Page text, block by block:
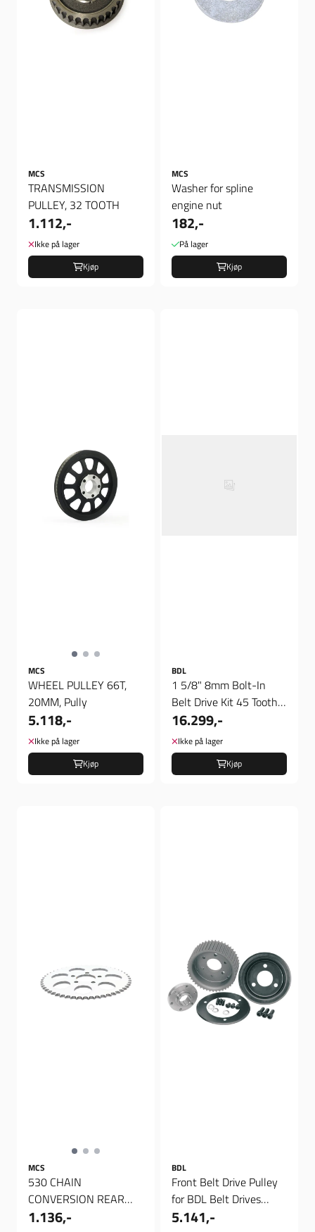
MCS
TRANSMISSION
PULLEY, 32 TOOTH
1.112,-
Ikke på lager
Kjøp
MCS
Washer for spline
engine nut
182,-
På lager
Kjøp
MCS
WHEEL PULLEY 66T,
20MM, Pully
5.118,-
Ikke på lager
Kjøp
BDL
1 5/8" 8mm Bolt-In
Belt Drive Kit 45 Tooth
Front/68 Tooth Rear,
138 ...
16.299,-
Ikke på lager
Kjøp
MCS
530 CHAIN
CONVERSION REAR
SPROCKETS 51T, Bak
1.136,-
BDL
Front Belt Drive Pulley
for BDL Belt Drives
Aluminium 1 5/8" 45.0
5.141,-